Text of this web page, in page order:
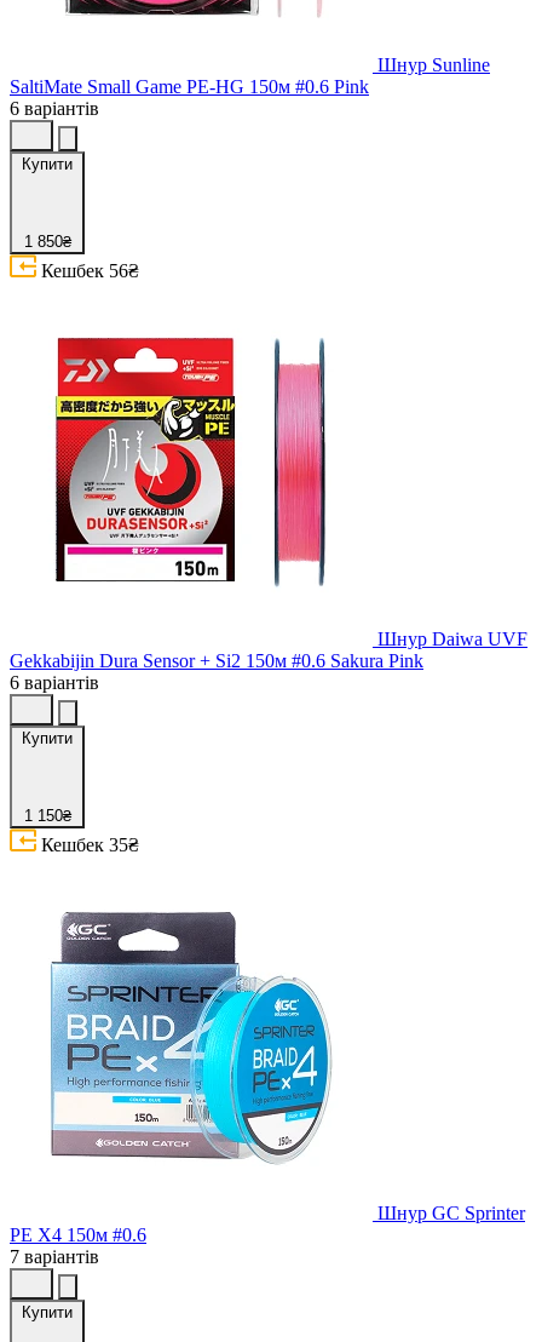
Шнур Sunline
SaltiMate Small Game PE-HG 150м #0.6 Pink
6 варіантів
Купити
1 850₴
Кешбек 56₴
Шнур Daiwa UVF
Gekkabijin Dura Sensor + Si2 150м #0.6 Sakura Pink
6 варіантів
Купити
1 150₴
Кешбек 35₴
Шнур GC Sprinter
PE X4 150м #0.6
7 варіантів
Купити